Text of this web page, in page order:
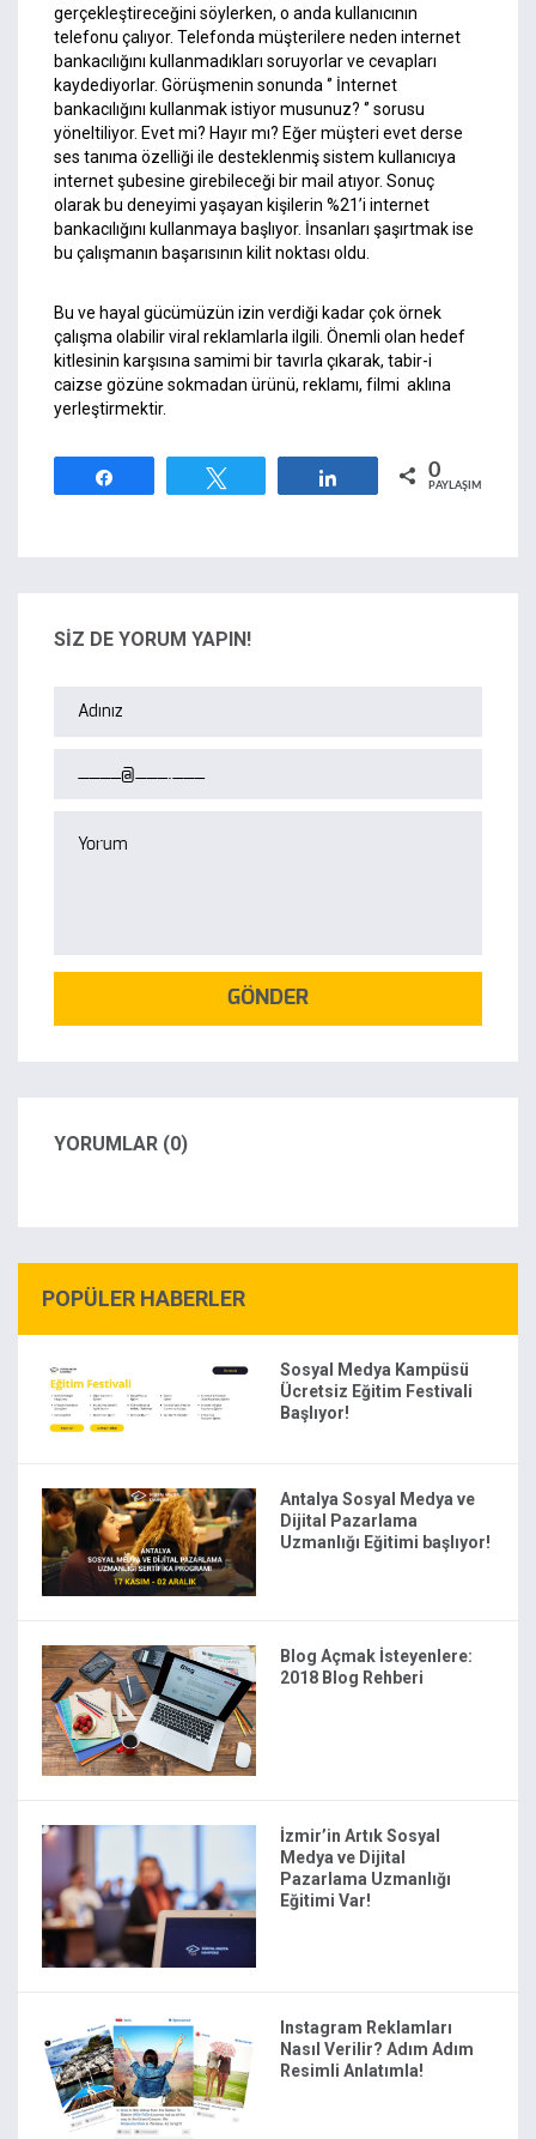
gerçekleştireceğini söylerken, o anda kullanıcının
telefonu çalıyor. Telefonda müşterilere neden internet
bankacılığını kullanmadıkları soruyorlar ve cevapları
kaydediyorlar. Görüşmenin sonunda ‘’ İnternet
bankacılığını kullanmak istiyor musunuz? ‘’ sorusu
yöneltiliyor. Evet mi? Hayır mı? Eğer müşteri evet derse
ses tanıma özelliği ile desteklenmiş sistem kullanıcıya
internet şubesine girebileceği bir mail atıyor. Sonuç
olarak bu deneyimi yaşayan kişilerin %21’i internet
bankacılığını kullanmaya başlıyor. İnsanları şaşırtmak ise
bu çalışmanın başarısının kilit noktası oldu.
Bu ve hayal gücümüzün izin verdiği kadar çok örnek
çalışma olabilir viral reklamlarla ilgili. Önemli olan hedef
kitlesinin karşısına samimi bir tavırla çıkarak, tabir-i
caizse gözüne sokmadan ürünü, reklamı, filmi aklına
yerleştirmektir.
0
PAYLAŞIMLAR
SİZ DE YORUM YAPIN!
GÖNDER
YORUMLAR (0)
POPÜLER HABERLER
Sosyal Medya Kampüsü
Ücretsiz Eğitim Festivali
Başlıyor!
Antalya Sosyal Medya ve
Dijital Pazarlama
Uzmanlığı Eğitimi başlıyor!
Blog Açmak İsteyenlere:
2018 Blog Rehberi
İzmir’in Artık Sosyal
Medya ve Dijital
Pazarlama Uzmanlığı
Eğitimi Var!
Instagram Reklamları
Nasıl Verilir? Adım Adım
Resimli Anlatımla!